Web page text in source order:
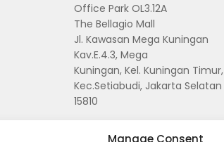
Manage Consent
Office Park OL3.12A
The Bellagio Mall
Jl. Kawasan Mega Kuningan
Kav.E.4.3, Mega
Kuningan, Kel. Kuningan Timur,
Kec.Setiabudi, Jakarta Selatan
15810